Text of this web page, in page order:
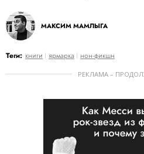
МАКСИМ МАМЛЫГА
Теги: книги ярмарка нон-фикшн
РЕКЛАМА –